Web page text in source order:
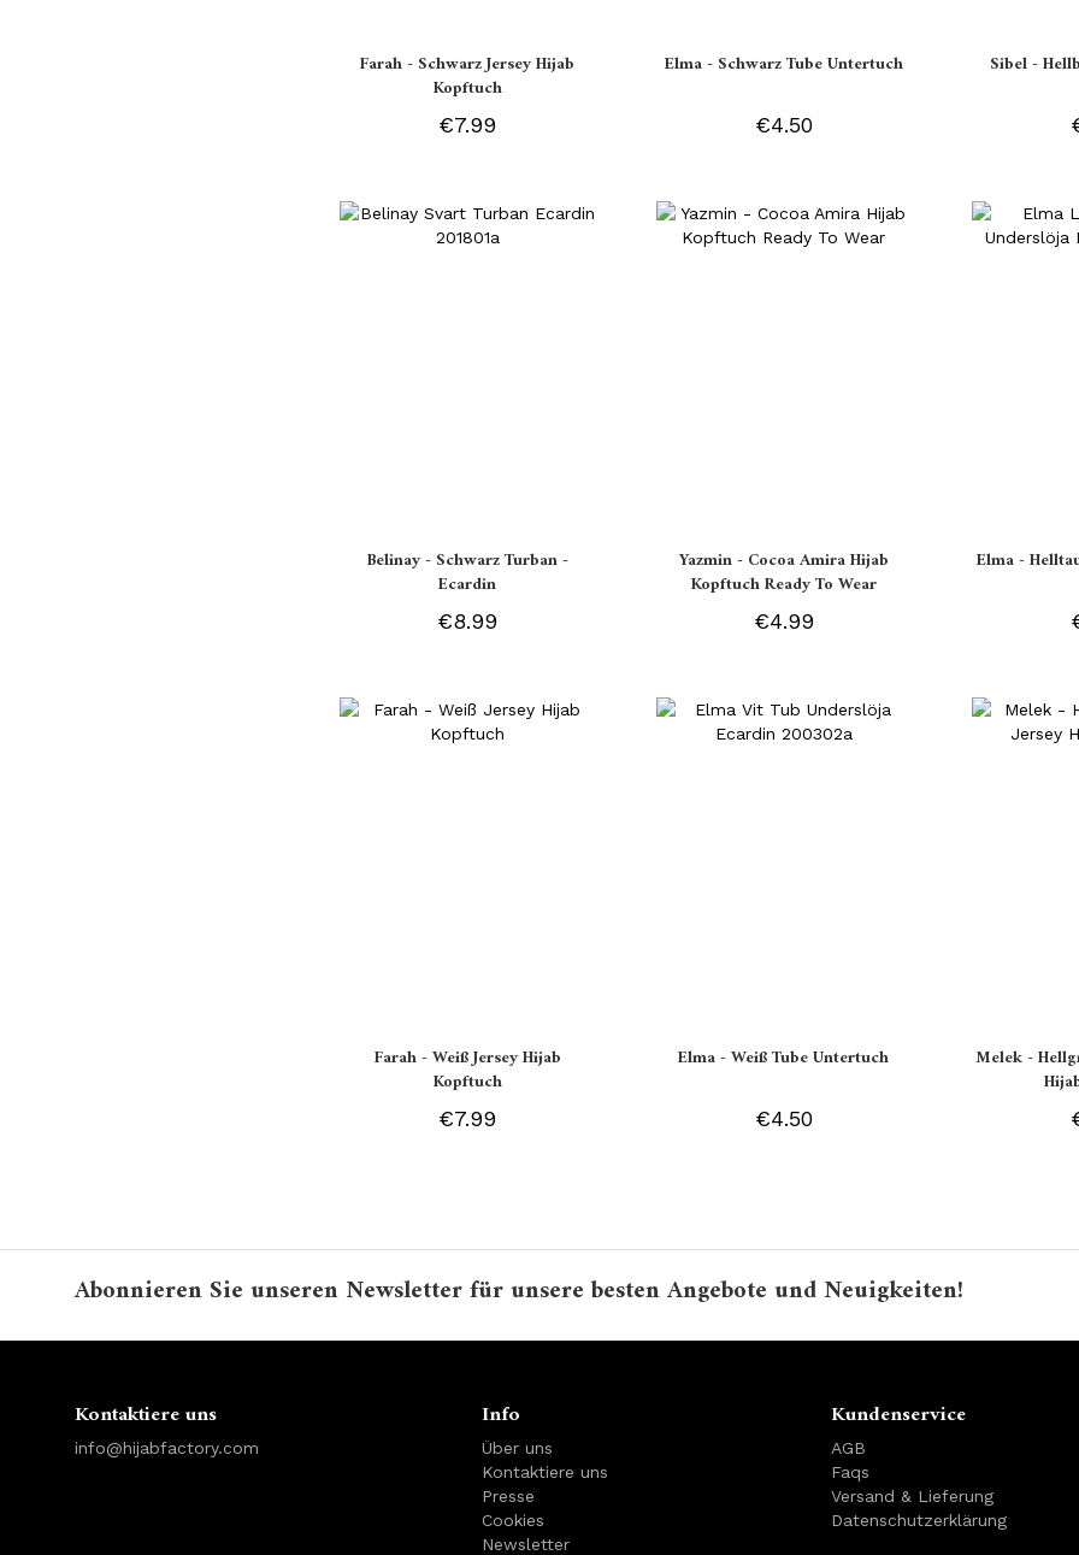
Farah - Schwarz Jersey Hijab
Kopftuch
€7.99
Elma - Schwarz Tube Untertuch
€4.50
Sibel -
Belinay - Schwarz Turban -
Ecardin
€8.99
Yazmin - Cocoa Amira Hijab
Kopftuch Ready To Wear
€4.99
Elma -
Farah - Weiß Jersey Hijab
Kopftuch
€7.99
Elma - Weiß Tube Untertuch
€4.50
Melek -
Abonnieren Sie unseren Newsletter für unsere besten Angebote und Neuigkeiten!
Kontaktiere uns
info@hijabfactory.com
Info
Über uns
Kontaktiere uns
Presse
Cookies
Newsletter
Kundenservice
AGB
Faqs
Versand & Lieferung
Datenschutzerklärung